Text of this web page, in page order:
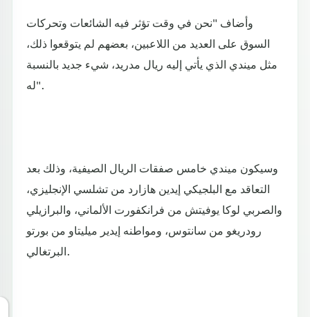
وأضاف "نحن في وقت تؤثر فيه الشائعات وتحركات
السوق على العديد من اللاعبين، بعضهم لم يتوقعوا ذلك،
مثل ميندي الذي يأتي إليه ريال مدريد، شيء جديد بالنسبة
له".
وسيكون ميندي خامس صفقات الريال الصيفية، وذلك بعد
التعاقد مع البلجيكي إيدين هازارد من تشلسي الإنجليزي،
والصربي لوكا يوفيتش من فرانكفورت الألماني، والبرازيلي
رودريغو من سانتوس، ومواطنه إيدير ميليتاو من بورتو
البرتغالي.